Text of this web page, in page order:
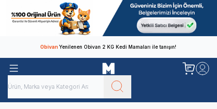
ObivanYenilenen Obivan 2 KG Kedi Mamaları ile tanışın!